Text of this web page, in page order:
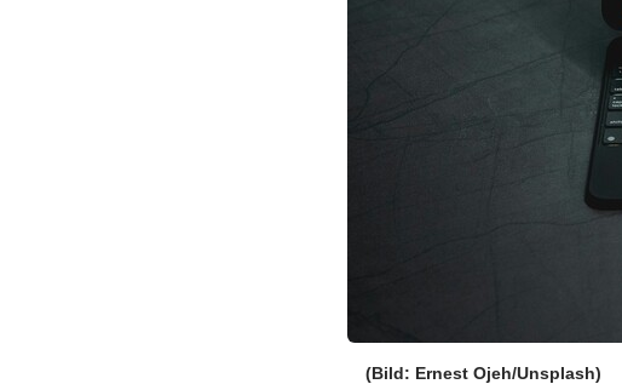
(Bild: Ernest Ojeh/Unsplash)